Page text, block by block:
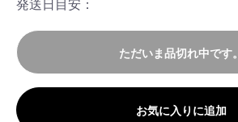
発送日目安：
ただいま品切れ中です。
お気に入りに追加